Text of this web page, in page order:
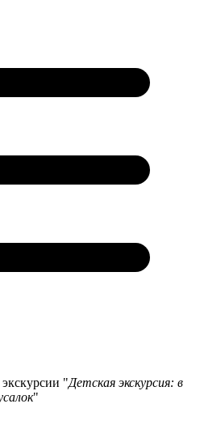
"Детская экскурсия: в
"